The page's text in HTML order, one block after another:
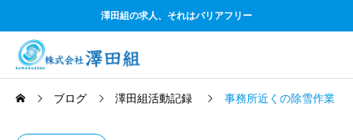
澤田組の求人、それはバリアフリー
ブログ 澤田組活動記録 事務所近くの除雪作業